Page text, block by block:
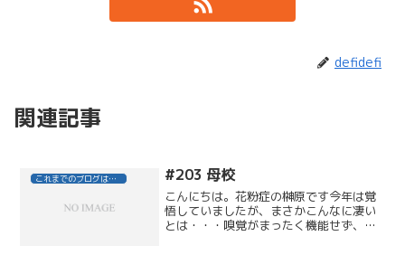
defidefi
関連記事
これまでのブログはこちら #203 母校
こんにちは。花粉症の榊原です今年は覚
悟していましたが、まさかこんなに凄い
とは・・・嗅覚がまったく機能せず、食